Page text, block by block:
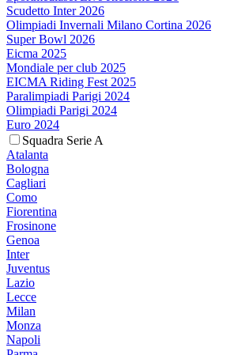
Scudetto Inter 2026
Olimpiadi Invernali Milano Cortina 2026
Super Bowl 2026
Eicma 2025
Mondiale per club 2025
EICMA Riding Fest 2025
Paralimpiadi Parigi 2024
Olimpiadi Parigi 2024
Euro 2024
Squadra Serie A
Atalanta
Bologna
Cagliari
Como
Fiorentina
Frosinone
Genoa
Inter
Juventus
Lazio
Lecce
Milan
Monza
Napoli